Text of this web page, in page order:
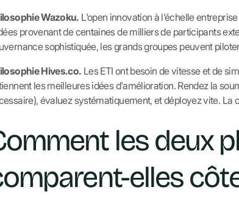
Wazoku. L'open innovation à l'échelle
provenant de centaines de milliers de participants
sophistiquée, les grands groupes peuvent
Hives.co. Les ETI ont besoin de vitesse et de
les meilleures idées d'amélioration. Rendez la
évaluez systématiquement, et déployez vite. La
les deux
elles